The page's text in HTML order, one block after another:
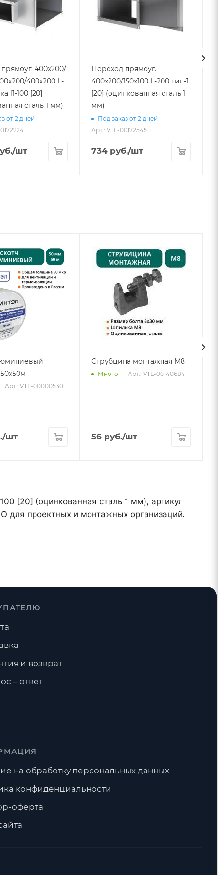
400х200/
400х200 L-
сталь 1 мм)
от 2 дней
/шт
Переход прямоуг.
400х200/150х100 L-200 тип-1
[20] (оцинкованная сталь 1
мм)
Под заказ от 2 дней
Арт.: VTL-00172545
734 руб./шт
Арт.: VTL-00000530
/шт
Струбцина монтажная М8
Много Арт.: VTL-00140684
56 руб./шт
[20] (оцинкованная сталь 1 мм), артикул
для проектных и монтажных организаций.
и возврат
– ответ
на обработку персональных данных
конфиденциальности
оферта